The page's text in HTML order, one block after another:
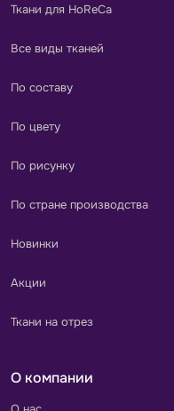
Ткани для HoReCa
Все виды тканей
По составу
По цвету
По рисунку
По стране производства
Новинки
Акции
Ткани на отрез
О компании